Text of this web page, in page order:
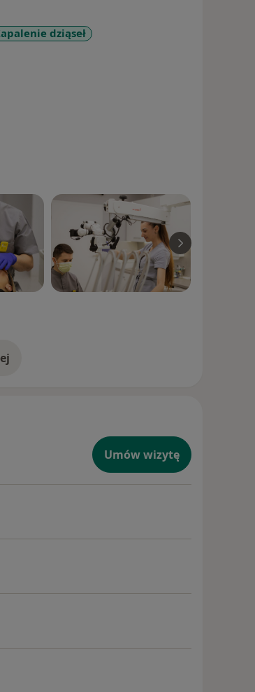
(PTE) i Europejskiego
na stronie internetowej
dziąseł
Umów wizytę